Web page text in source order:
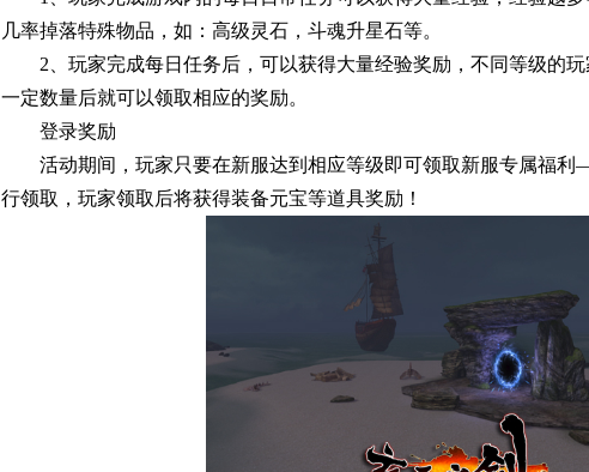
几率掉落特殊物品，如：高级灵石，斗魂升星石等。
2、玩家完成每日任务后，可以获得大量经验奖励，不同等级的
一定数量后就可以领取相应的奖励。
登录奖励
活动期间，玩家只要在新服达到相应等级即可领取新服专属福
行领取，玩家领取后将获得装备元宝等道具奖励！